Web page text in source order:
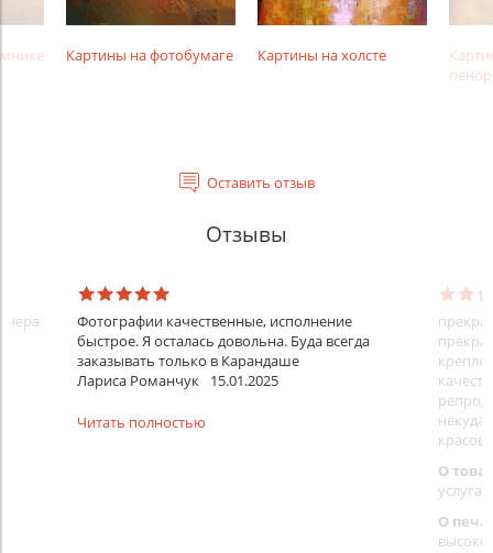
Картины на фотобумаге Картины на холсте
Оставить отзыв
Отзывы
Фотографии качественные, исполнение
быстрое. Я осталась довольна. Буда всегда
заказывать только в Карандаше
Лариса Романчук
15.01.2025
Читать полностью
О
услуга
О